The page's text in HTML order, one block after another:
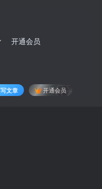
开通会员
写文章 开通会员